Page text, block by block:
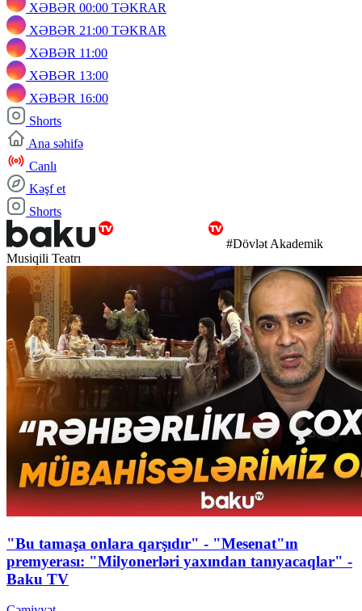
XƏBƏR 00:00 TƏKRAR
XƏBƏR 21:00 TƏKRAR
XƏBƏR 11:00
XƏBƏR 13:00
XƏBƏR 16:00
Shorts
Ana səhifə
Canlı
Kəşf et
Shorts
#Dövlət Akademik
Musiqili Teatrı
"Bu tamaşa onlara qarşıdır" - "Mesenat"ın
premyerası: "Milyonerləri yaxından tanıyacaqlar" -
Baku TV